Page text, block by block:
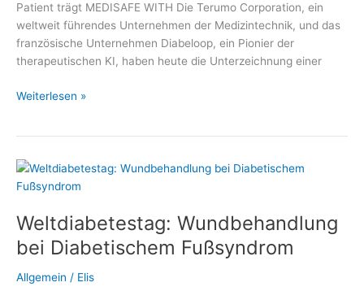
Patient trägt MEDISAFE WITH Die Terumo Corporation, ein
weltweit führendes Unternehmen der Medizintechnik, und das
französische Unternehmen Diabeloop, ein Pionier der
therapeutischen KI, haben heute die Unterzeichnung einer
Terumo
SA
Weiterlesen »
Weltdiabetestag: Wundbehandlung
bei Diabetischem Fußsyndrom
Allgemein / Elis